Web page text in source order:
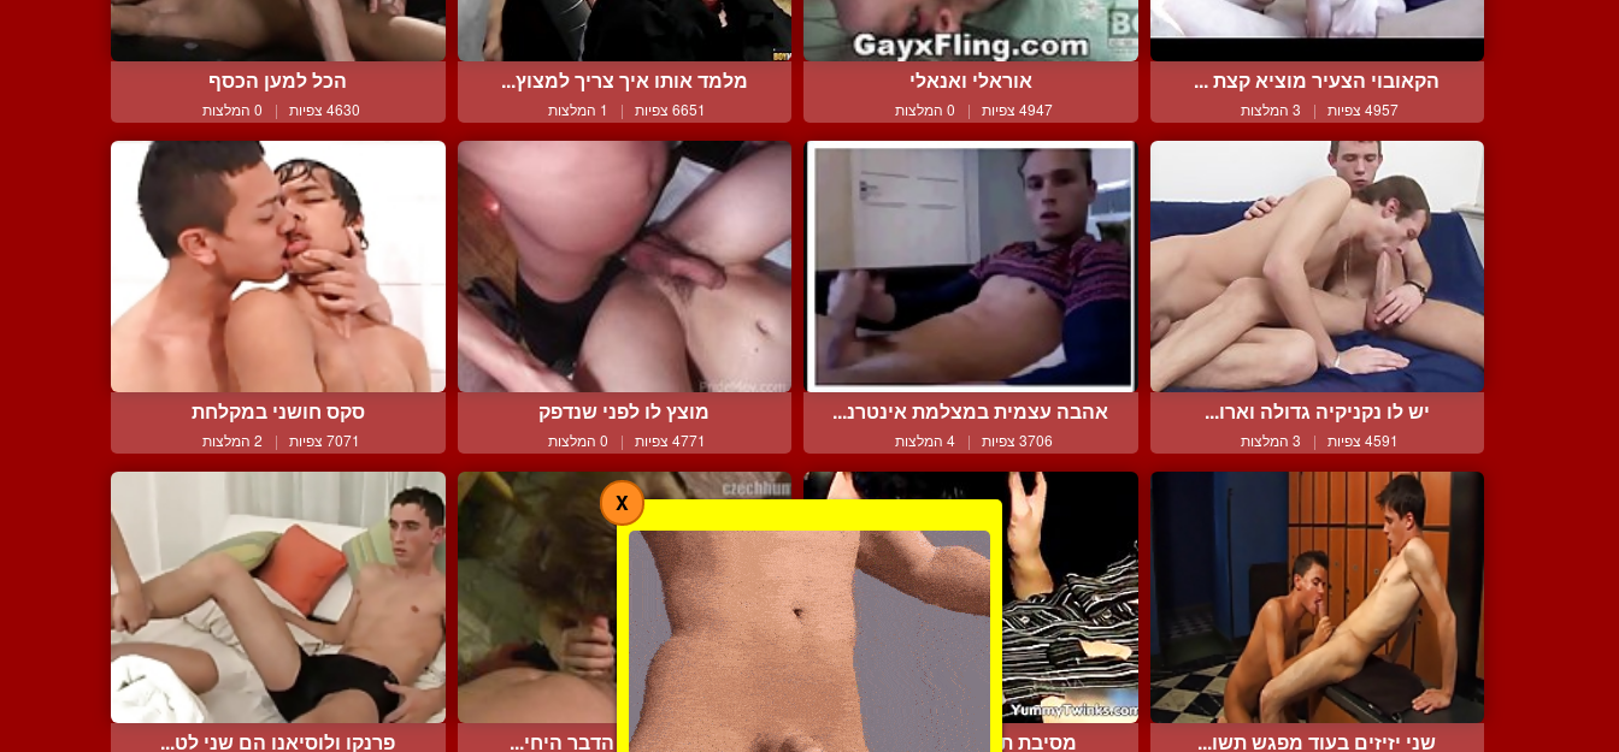
הקאובוי הצעיר מוציא קצת ...
4957 צפיות | 3 המלצות
אוראלי ואנאלי
4947 צפיות | 0 המלצות
מלמד אותו איך צריך למצוץ...
6651 צפיות | 1 המלצות
הכל למען הכסף
4630 צפיות | 0 המלצות
יש לו נקניקיה גדולה וארו...
4591 צפיות | 3 המלצות
אהבה עצמית במצלמת אינטרנ...
3706 צפיות | 4 המלצות
מוצץ לו לפני שנדפק
4771 צפיות | 0 המלצות
סקס חושני במקלחת
7071 צפיות | 2 המלצות
שני יזיזים בעוד מפגש תשו... מסיבת תחפושות מיוחדת מציצה וזיון זה הדבר היחי... פרנקו ולוסיאנו הם שני לט...
X